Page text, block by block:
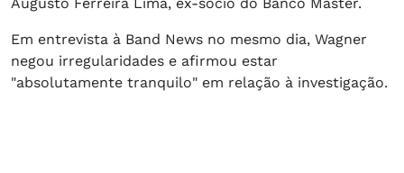
Em entrevista à Band News no mesmo dia, Wagner
negou irregularidades e afirmou estar
"absolutamente tranquilo" em relação à investigação.